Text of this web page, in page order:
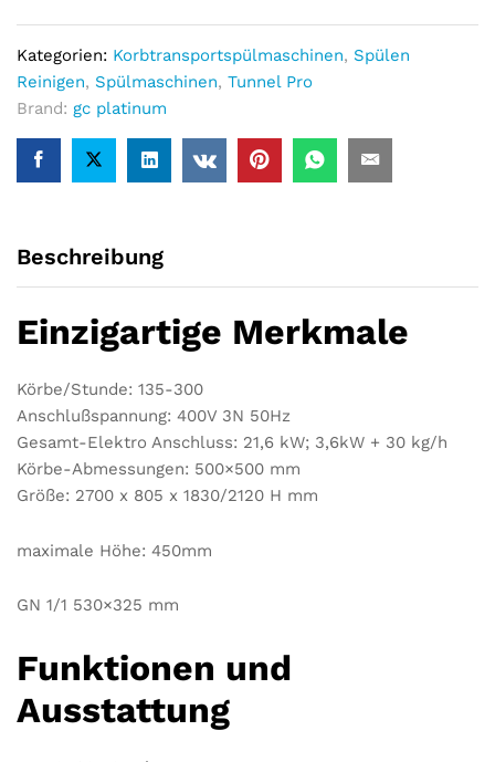
Kategorien: Korbtransportspülmaschinen, Spülen
Reinigen, Spülmaschinen, Tunnel Pro
Brand: gc platinum
Beschreibung
Einzigartige Merkmale
Körbe/Stunde: 135-300
Anschlußspannung: 400V 3N 50Hz
Gesamt-Elektro Anschluss: 21,6 kW; 3,6kW + 30 kg/h
Körbe-Abmessungen: 500×500 mm
Größe: 2700 x 805 x 1830/2120 H mm
maximale Höhe: 450mm
GN 1/1 530×325 mm
Funktionen und
Ausstattung